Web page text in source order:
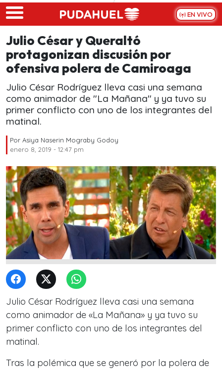
Skip to main content
EN VIVO
Julio César y Queraltó
protagonizan discusión por
ofensiva polera de Camiroaga
Julio César Rodríguez lleva casi una semana
como animador de "La Mañana" y ya tuvo su
primer conflicto con uno de los integrantes del
matinal.
Por Asiya Naserin Mograby Godoy
enero 8, 2019 - 12:47 pm
Julio César Rodríguez lleva casi una semana
como animador de «La Mañana» y ya tuvo su
primer conflicto con uno de los integrantes del
matinal.
Tras la polémica que se generó por la polera de